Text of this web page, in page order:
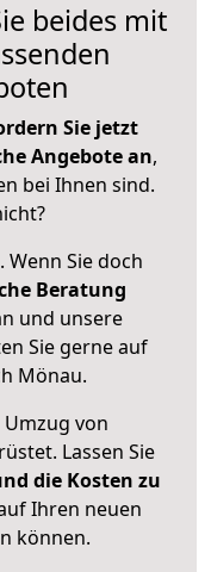
beides mit
Sie jetzt
Angebote an,
bei Ihnen sind.
Wenn Sie doch
Beratung
und unsere
Sie gerne auf
Mönau.
von
Lassen Sie
die Kosten zu
Ihren neuen
können.